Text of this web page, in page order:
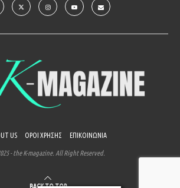
US ΟΡΟΙ ΧΡΗΣΗΣ ΕΠΙΚΟΙΝΩΝΙΑ
- the K-magazine. All Right Reserved.